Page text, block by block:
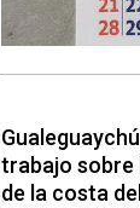
trabajo sobre
de la costa